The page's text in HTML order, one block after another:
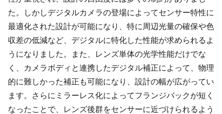
た。しかしデジタルカメラの登場によってセンサー特性に
最適化された設計が可能になり、特に周辺光量の確保や色
収差の低減など、デジタルに特化した性能が求められるよ
うになりました。また、レンズ単体の光学性能だけでな
く、カメラボディと連携したデジタル補正によって、物理
的に難しかった補正も可能になり、設計の幅が広がってい
ます。さらにミラーレス化によってフランジバックが短く
なったことで、レンズ後群をセンサーに近づけられるよう